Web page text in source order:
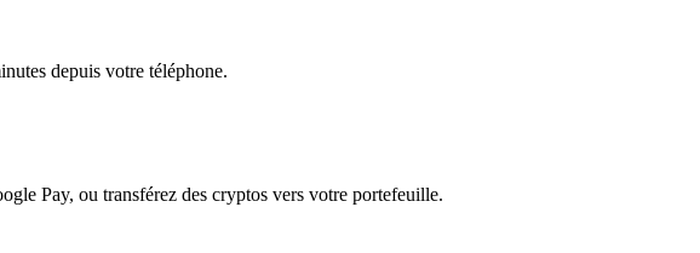
depuis votre téléphone.
Pay, ou transférez des cryptos vers votre portefeuille.